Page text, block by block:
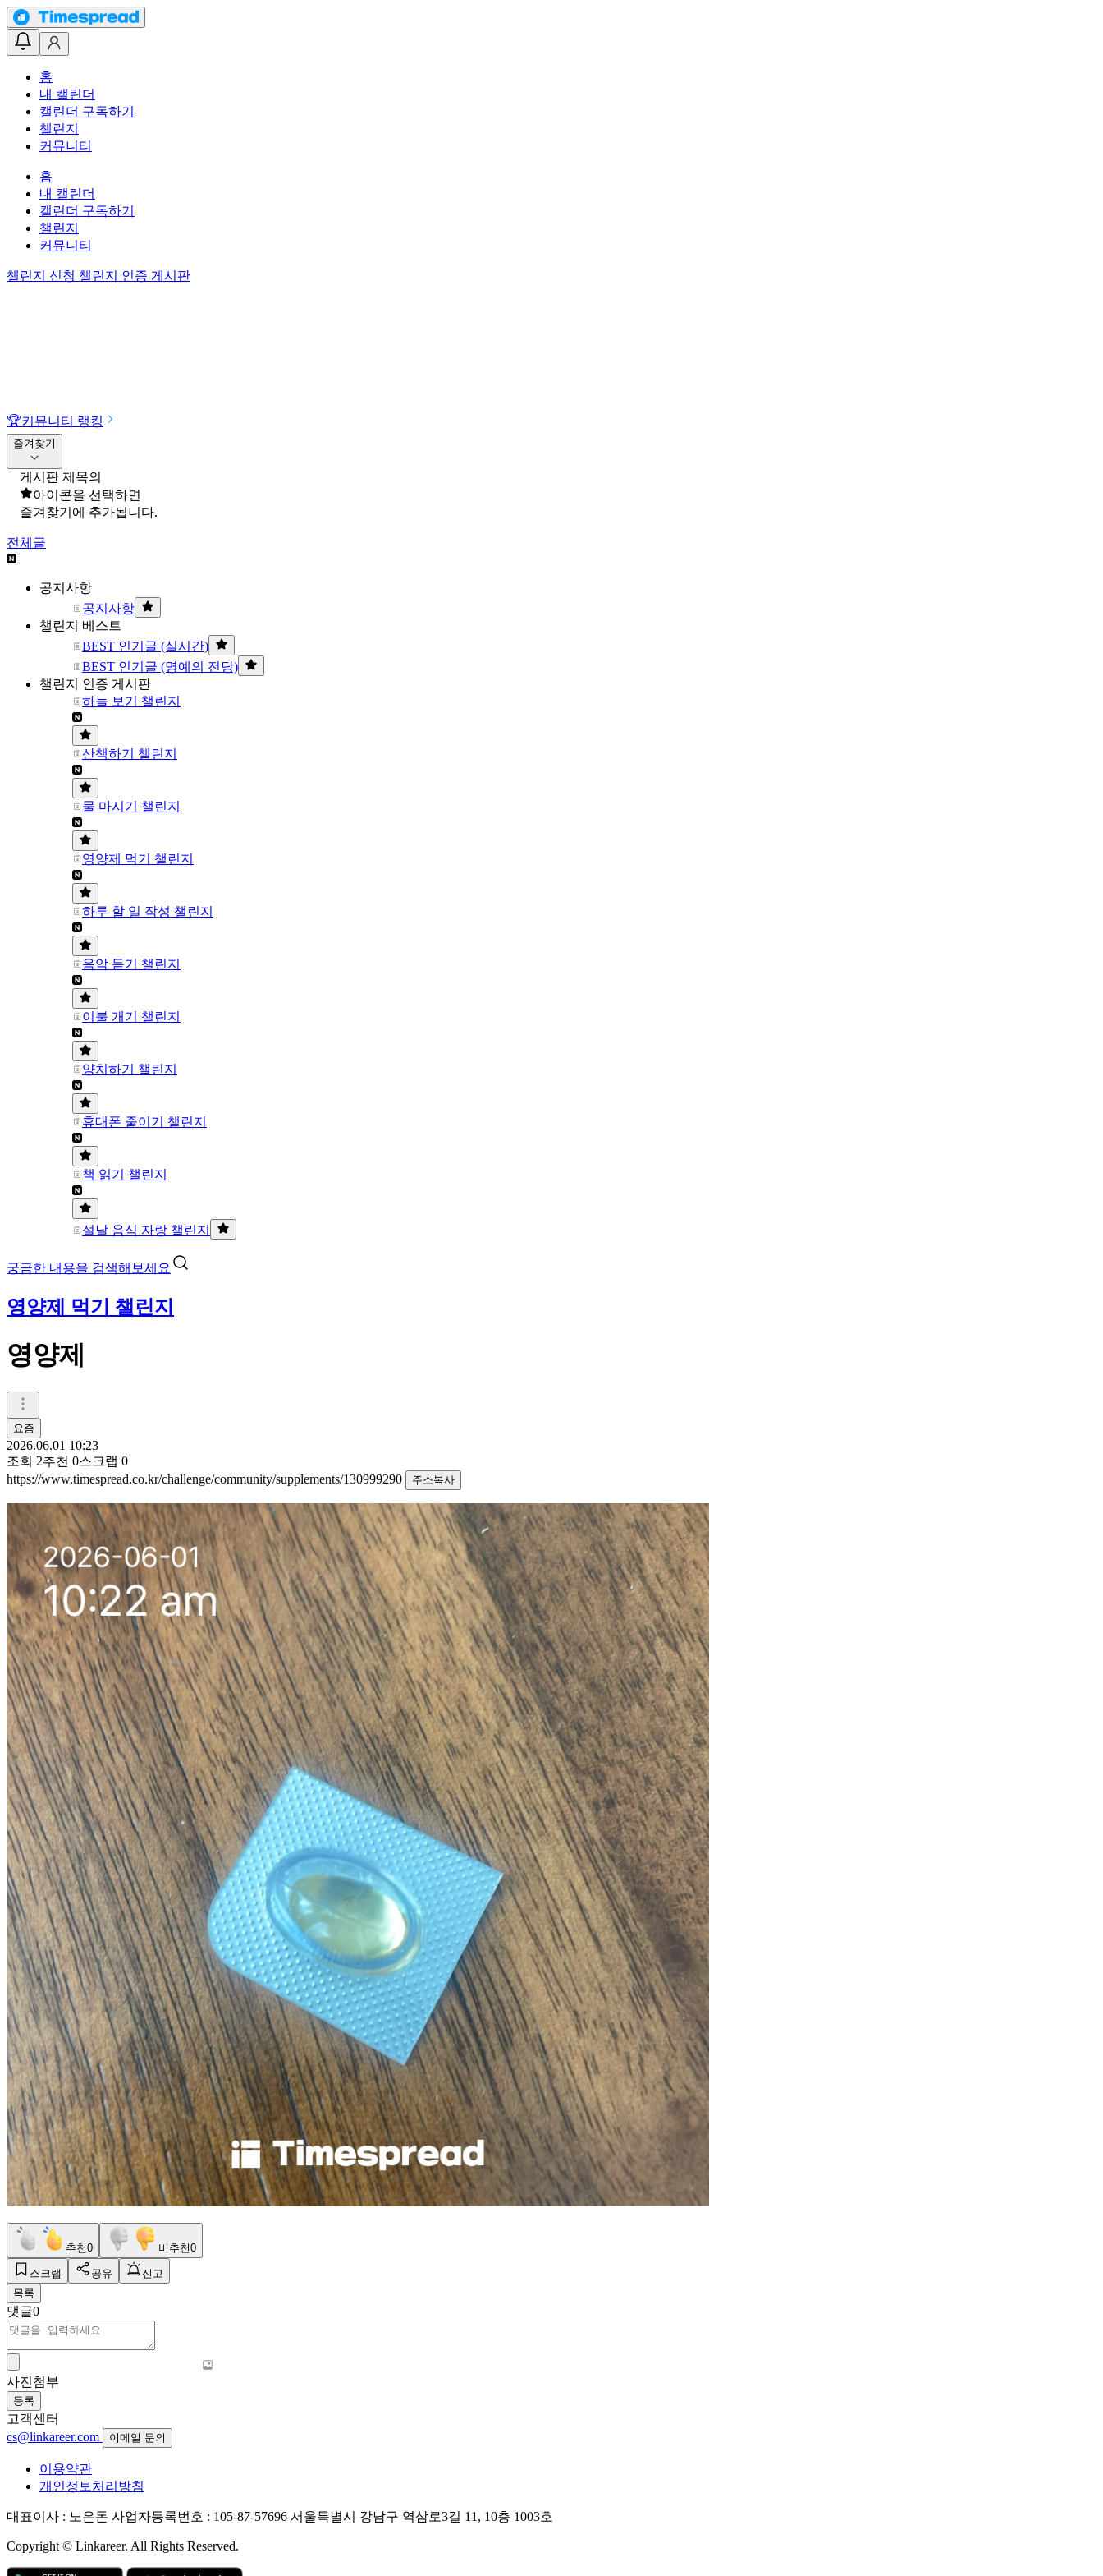
홈
내 캘린더
캘린더 구독하기
챌린지
커뮤니티
홈
내 캘린더
캘린더 구독하기
챌린지
커뮤니티
챌린지 신청 챌린지 인증 게시판
🏆커뮤니티 랭킹
즐겨찾기
게시판 제목의
아이콘을 선택하면
즐겨찾기에 추가됩니다.
전체글
공지사항
공지사항
챌린지 베스트
BEST 인기글 (실시간)
BEST 인기글 (명예의 전당)
챌린지 인증 게시판
하늘 보기 챌린지
산책하기 챌린지
물 마시기 챌린지
영양제 먹기 챌린지
하루 할 일 작성 챌린지
음악 듣기 챌린지
이불 개기 챌린지
양치하기 챌린지
휴대폰 줄이기 챌린지
책 읽기 챌린지
설날 음식 자랑 챌린지
궁금한 내용을 검색해보세요
영양제 먹기 챌린지
영양제
요즘
2026.06.01 10:23
조회 2추천 0스크랩 0
https://www.timespread.co.kr/challenge/community/supplements/130999290
주소복사
추천0 비추천0
스크랩 공유
신고
목록
댓글0
사진첨부
등록
고객센터
cs@linkareer.com
이메일 문의
이용약관
개인정보처리방침
대표이사 : 노은돈 사업자등록번호 : 105-87-57696 서울특별시 강남구 역삼로3길 11, 10층 1003호
Copyright © Linkareer. All Rights Reserved.